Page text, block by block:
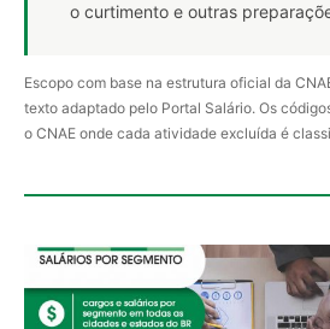
o curtimento e outras
Escopo com base na estrutura oficial da
texto adaptado pelo Portal Salário. Os
o CNAE onde cada atividade excluída é